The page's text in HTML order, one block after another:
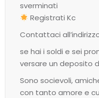
sverminati
Registrati Kc
Contattaci
se hai i soldi e sei
versare un deposito
Sono socievoli,
con tanto amore e